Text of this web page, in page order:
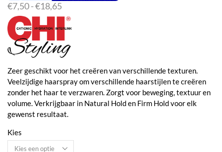
€7,50-€18,65
€7,50
tot
Zeer geschikt voor het creëren van verschillende texturen.
Veelzijdige haarspray om verschillende haarstijlen te creëren
zonder het haar te verzwaren. Zorgt voor beweging, textuur en
volume. Verkrijgbaar in Natural Hold en Firm Hold voor elk
gewenst resultaat.
Kies